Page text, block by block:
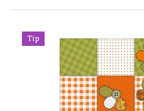
Tip